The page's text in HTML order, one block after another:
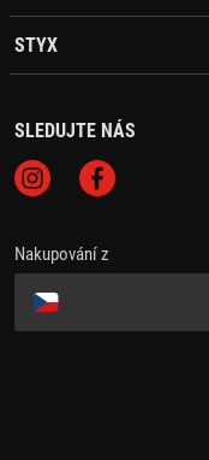
STYX
SLEDUJTE NÁS
Nakupování z